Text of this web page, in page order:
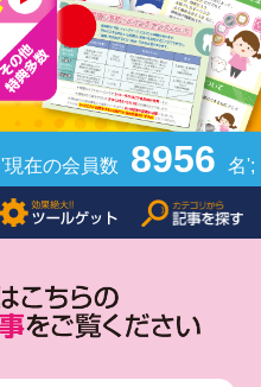
'現在の会員数 8956 名';